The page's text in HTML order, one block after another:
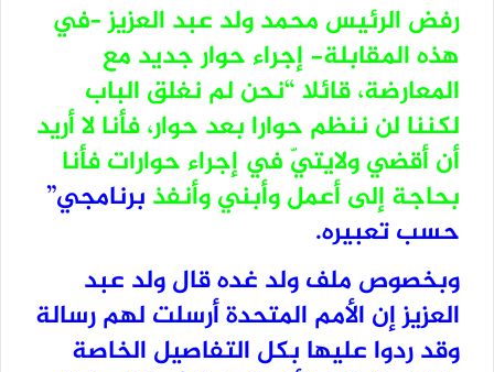
رفض الرئيس محمد ولد عبد العزيز –في
هذه المقابلة- إجراء حوار جديد مع
المعارضة، قائلا “نحن لم نغلق الباب
لكننا لن ننظم حوارا بعد حوار، فأنا لا أريد
أن أقضي ولايتيّ في إجراء حوارات فأنا
بحاجة إلى أعمل وأبني وأنفذ برنامجي”
حسب تعبيره.
وبخصوص ملف ولد غده قال ولد عبد
العزيز إن الأمم المتحدة أرسلت لهم رسالة
وقد ردوا عليها بكل التفاصيل الخاصة